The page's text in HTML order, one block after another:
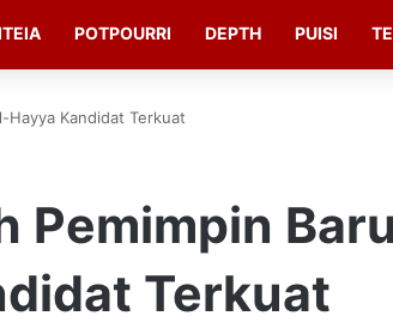
POTPOURRI DEPTH PUISI
Hayya Kandidat Terkuat
Pemimpin
Terkuat